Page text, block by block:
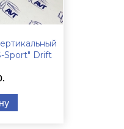
Sport" Drift